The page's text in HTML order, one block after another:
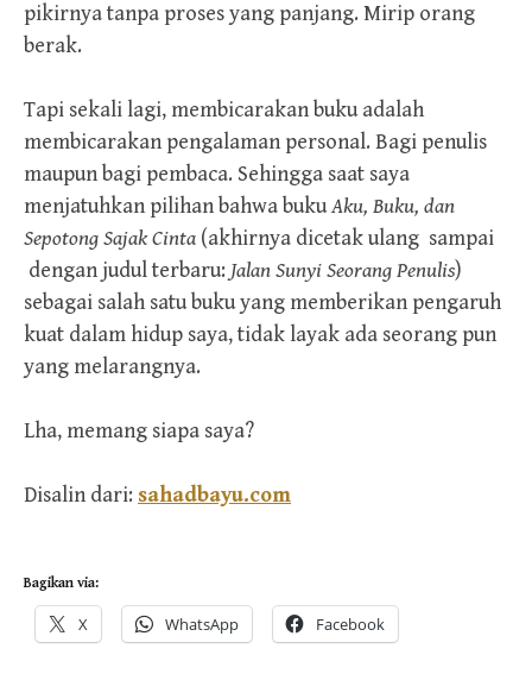
pikirnya tanpa proses yang panjang. Mirip orang
berak.
Tapi sekali lagi, membicarakan buku adalah
membicarakan pengalaman personal. Bagi penulis
maupun bagi pembaca. Sehingga saat saya
menjatuhkan pilihan bahwa bukuAku, Buku, dan
Sepotong SajakCinta (akhirnya dicetak ulang sampai
dengan judul terbaru: Jalan Sunyi Seorang Penulis)
sebagai salah satu buku yang memberikan pengaruh
kuat dalam hidup saya, tidak layak ada seorang pun
yang melarangnya.
Lha, memang siapa saya?
Disalin dari: sahadbayu.com
Bagikan via:
X WhatsApp Facebook